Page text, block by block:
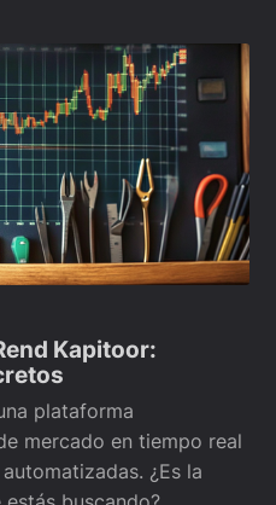
Kapitoor:
plataforma
mercado en tiempo real
¿Es la